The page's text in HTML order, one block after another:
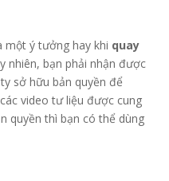
một ý tưởng hay khi quay
nhiên, bạn phải nhận được
sở hữu bản quyền để
video tư liệu được cung
quyền thì bạn có thể dùng